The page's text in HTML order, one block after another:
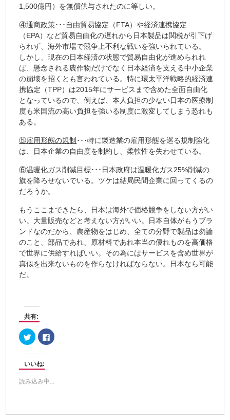
1,500億円）を無償供与されたのに等しい。
④通商政策･･･自由貿易協定（FTA）や経済連携協定
（EPA）など貿易自由化の遅れから日本製品は関税が引下げ
られず、海外市場で競争上不利な戦いを強いられている。
しかし、現在の日本経済の状態で貿易自由化が進められれ
ば、懸念される農作物だけでなく日本経済を支える中小企業
の崩壊を招くとも言われている。特に環太平洋戦略的経済連
携協定（TPP）は2015年にサービスまで含めた全面自由化
となっているので、例えば、本人負担の少ない日本の医療制
度も米国流の高い負担を強いる制度に激変してしまう恐れも
ある。
⑤雇用形態の規制 ･･･特に製造業の雇用形態を巡る規制強化
は、日本企業の自由度を制約し、柔軟性を失わせている。
⑥温暖化ガス削減目標･･･日本政府は温暖化ガス25%削減の
旗を降ろせないでいる。ツケは結局民間企業に回ってくるの
だろうか。
もうここまできたら、日本は海外で価格競争をしない方がい
い。大量販売などと考えない方がいい。日本自体がもうブラ
ンドなのだから、農産物をはじめ、全ての分野で製品は勿論
のこと、部品であれ、原材料であれ本当の優れものを高価格
で世界に供給すればいい。その為にはサービスを含め世界が
真似を出来ないものを作らなければならない。日本なら可能
だ。
共有:
ク
リ
ク
し
て
Twitter
で
共
ウ
Facebook
で
ク
て
いいね:
読み込み中...